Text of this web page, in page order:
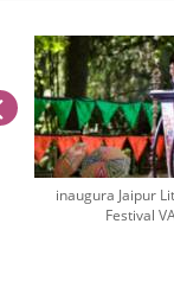
inaugura Jaipur
Festival
anterior